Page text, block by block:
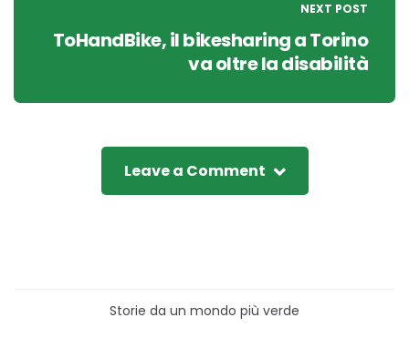
NEXT POST
ToHandBike, il bikesharing a Torino
va oltre la disabilità
Leave a Comment
Storie da un mondo più verde